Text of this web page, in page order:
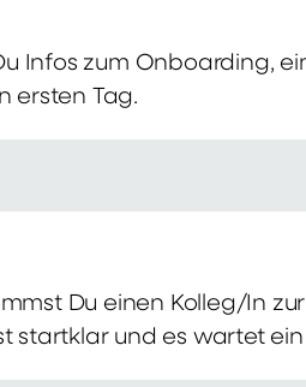
Infos zum Onboarding,
ersten Tag.
Du einen Kolleg/In
startklar und es wartet